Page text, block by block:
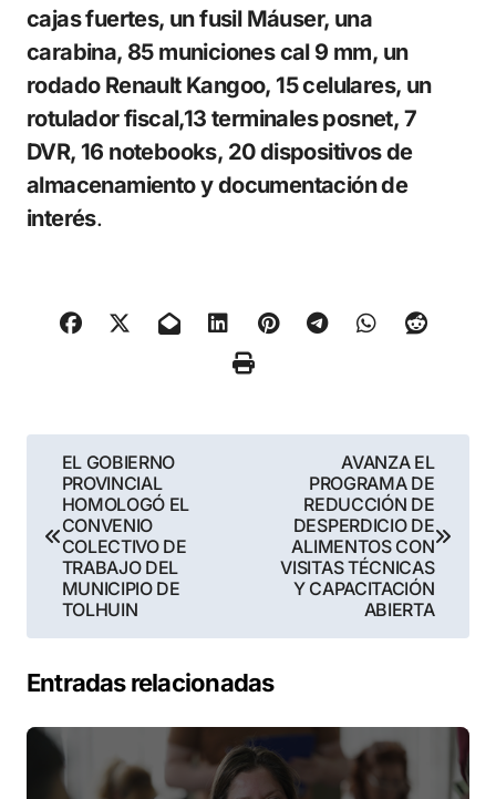
cajas fuertes, un fusil Máuser, una
carabina, 85 municiones cal 9 mm, un
rodado Renault Kangoo, 15 celulares, un
rotulador fiscal,13 terminales posnet, 7
DVR, 16 notebooks, 20 dispositivos de
almacenamiento y documentación de
interés.
Navegación
de
entradas
EL GOBIERNO
PROVINCIAL
HOMOLOGÓ EL
CONVENIO
COLECTIVO DE
TRABAJO DEL
MUNICIPIO DE
TOLHUIN
AVANZA EL
PROGRAMA DE
REDUCCIÓN DE
DESPERDICIO DE
ALIMENTOS CON
VISITAS TÉCNICAS
Y CAPACITACIÓN
ABIERTA
Entradas relacionadas